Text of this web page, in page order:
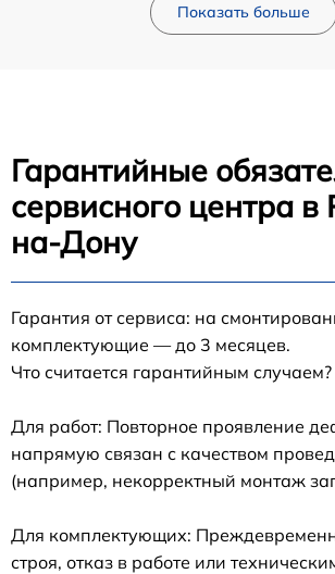
Показать больше
Гарантийные
сервисного центра в
на-Дону
Гарантия от сервиса: на
комплектующие — до 3 месяцев.
Что считается гарантийным случаем?
Для работ: Повторное проявление
напрямую связан с качеством
(например, некорректный монтаж
Для комплектующих:
строя, отказ в работе или